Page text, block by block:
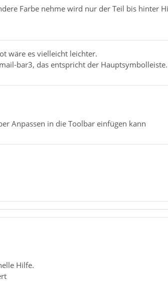
Farbe nehme wird nur der Teil bis hinter
wäre es vielleicht leichter.
bar3, das entspricht der Hauptsymbolleiste.
Anpassen in die Toolbar einfügen kann
Hilfe.